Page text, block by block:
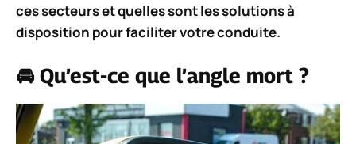
ces secteurs et quelles sont les solutions à
disposition pour faciliter votre conduite.
🚘 Qu’est-ce que l’angle mort ?